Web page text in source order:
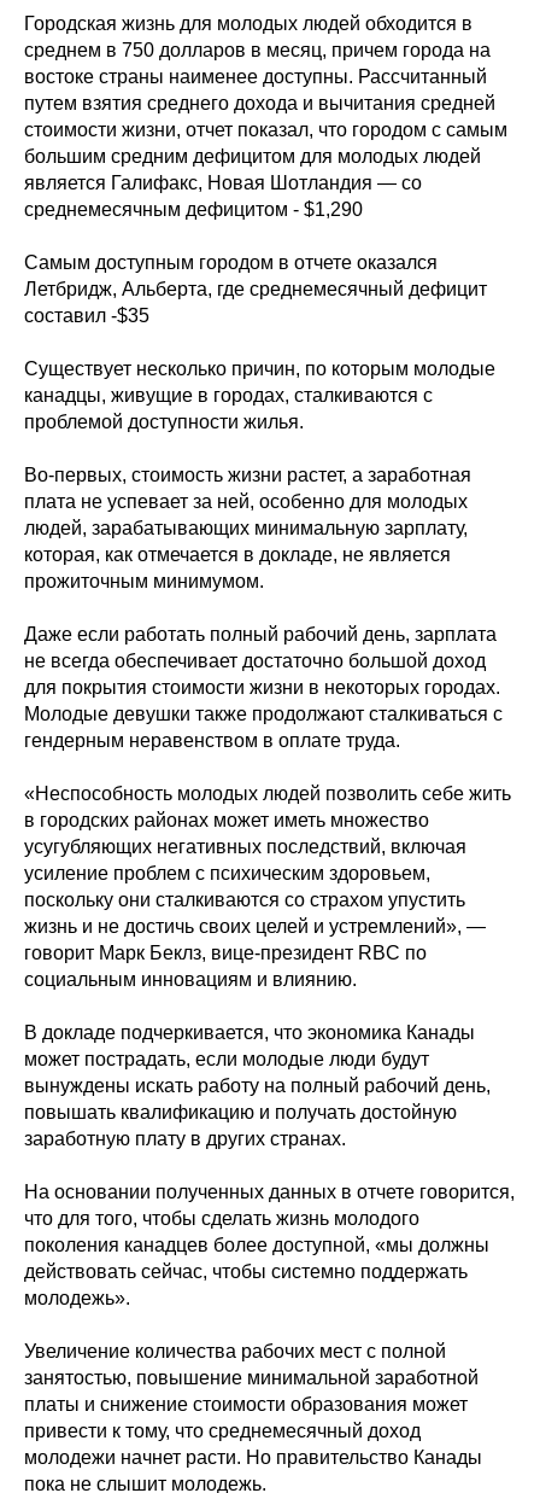
Городская жизнь для молодых людей обходится в
среднем в 750 долларов в месяц, причем города на
востоке страны наименее доступны. Рассчитанный
путем взятия среднего дохода и вычитания средней
стоимости жизни, отчет показал, что городом с самым
большим средним дефицитом для молодых людей
является Галифакс, Новая Шотландия — со
среднемесячным дефицитом - $1,290
Самым доступным городом в отчете оказался
Летбридж, Альберта, где среднемесячный дефицит
составил -$35
Существует несколько причин, по которым молодые
канадцы, живущие в городах, сталкиваются с
проблемой доступности жилья.
Во-первых, стоимость жизни растет, а заработная
плата не успевает за ней, особенно для молодых
людей, зарабатывающих минимальную зарплату,
которая, как отмечается в докладе, не является
прожиточным минимумом.
Даже если работать полный рабочий день, зарплата
не всегда обеспечивает достаточно большой доход
для покрытия стоимости жизни в некоторых городах.
Молодые девушки также продолжают сталкиваться с
гендерным неравенством в оплате труда.
«Неспособность молодых людей позволить себе жить
в городских районах может иметь множество
усугубляющих негативных последствий, включая
усиление проблем с психическим здоровьем,
поскольку они сталкиваются со страхом упустить
жизнь и не достичь своих целей и устремлений», —
говорит Марк Беклз, вице-президент RBC по
социальным инновациям и влиянию.
В докладе подчеркивается, что экономика Канады
может пострадать, если молодые люди будут
вынуждены искать работу на полный рабочий день,
повышать квалификацию и получать достойную
заработную плату в других странах.
На основании полученных данных в отчете говорится,
что для того, чтобы сделать жизнь молодого
поколения канадцев более доступной, «мы должны
действовать сейчас, чтобы системно поддержать
молодежь».
Увеличение количества рабочих мест с полной
занятостью, повышение минимальной заработной
платы и снижение стоимости образования может
привести к тому, что среднемесячный доход
молодежи начнет расти. Но правительство Канады
пока не слышит молодежь.